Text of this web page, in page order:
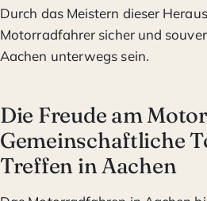
Durch das Meistern dieser
Motorradfahrer sicher und
Aachen unterwegs sein.
Die Freude am
Gemeinschaftliche
Treffen in Aachen